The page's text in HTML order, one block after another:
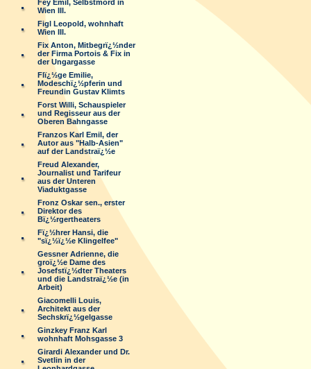
Fey Emil, Selbstmord in
Wien III.
Figl Leopold, wohnhaft
Wien III.
Fix Anton, Mitbegrï¿½nder
der Firma Portois & Fix in
der Ungargasse
Flï¿½ge Emilie,
Modeschï¿½pferin und
Freundin Gustav Klimts
Forst Willi, Schauspieler
und Regisseur aus der
Oberen Bahngasse
Franzos Karl Emil, der
Autor aus "Halb-Asien"
auf der Landstraï¿½e
Freud Alexander,
Journalist und Tarifeur
aus der Unteren
Viaduktgasse
Fronz Oskar sen., erster
Direktor des
Bï¿½rgertheaters
Fï¿½hrer Hansi, die
"sï¿½ï¿½e Klingelfee"
Gessner Adrienne, die
groï¿½e Dame des
Josefstï¿½dter Theaters
und die Landstraï¿½e (in
Arbeit)
Giacomelli Louis,
Architekt aus der
Sechskrï¿½gelgasse
Ginzkey Franz Karl
wohnhaft Mohsgasse 3
Girardi Alexander und Dr.
Svetlin in der